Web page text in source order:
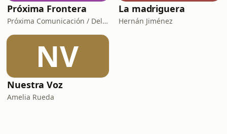
Próxima Frontera
Próxima Comunicación / Delfino.CR
La madriguera
Hernán Jiménez
NV
Nuestra Voz
Amelia Rueda